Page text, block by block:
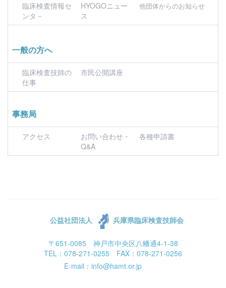
臨床検査情報セ
ンタ－
HYOGOニュー
ス
他団体からのお知らせ
一般の方へ
臨床検査技師の
仕事
市民公開講座
事務局
アクセス
お問い合わせ・
Q&A
各種申請書
公益社団法人 兵庫県臨床検査技師会
〒651-0085 神戸市中央区八幡通4-1-38
TEL：078-271-0255 FAX：078-271-0256
E-mail：info@hamt.or.jp